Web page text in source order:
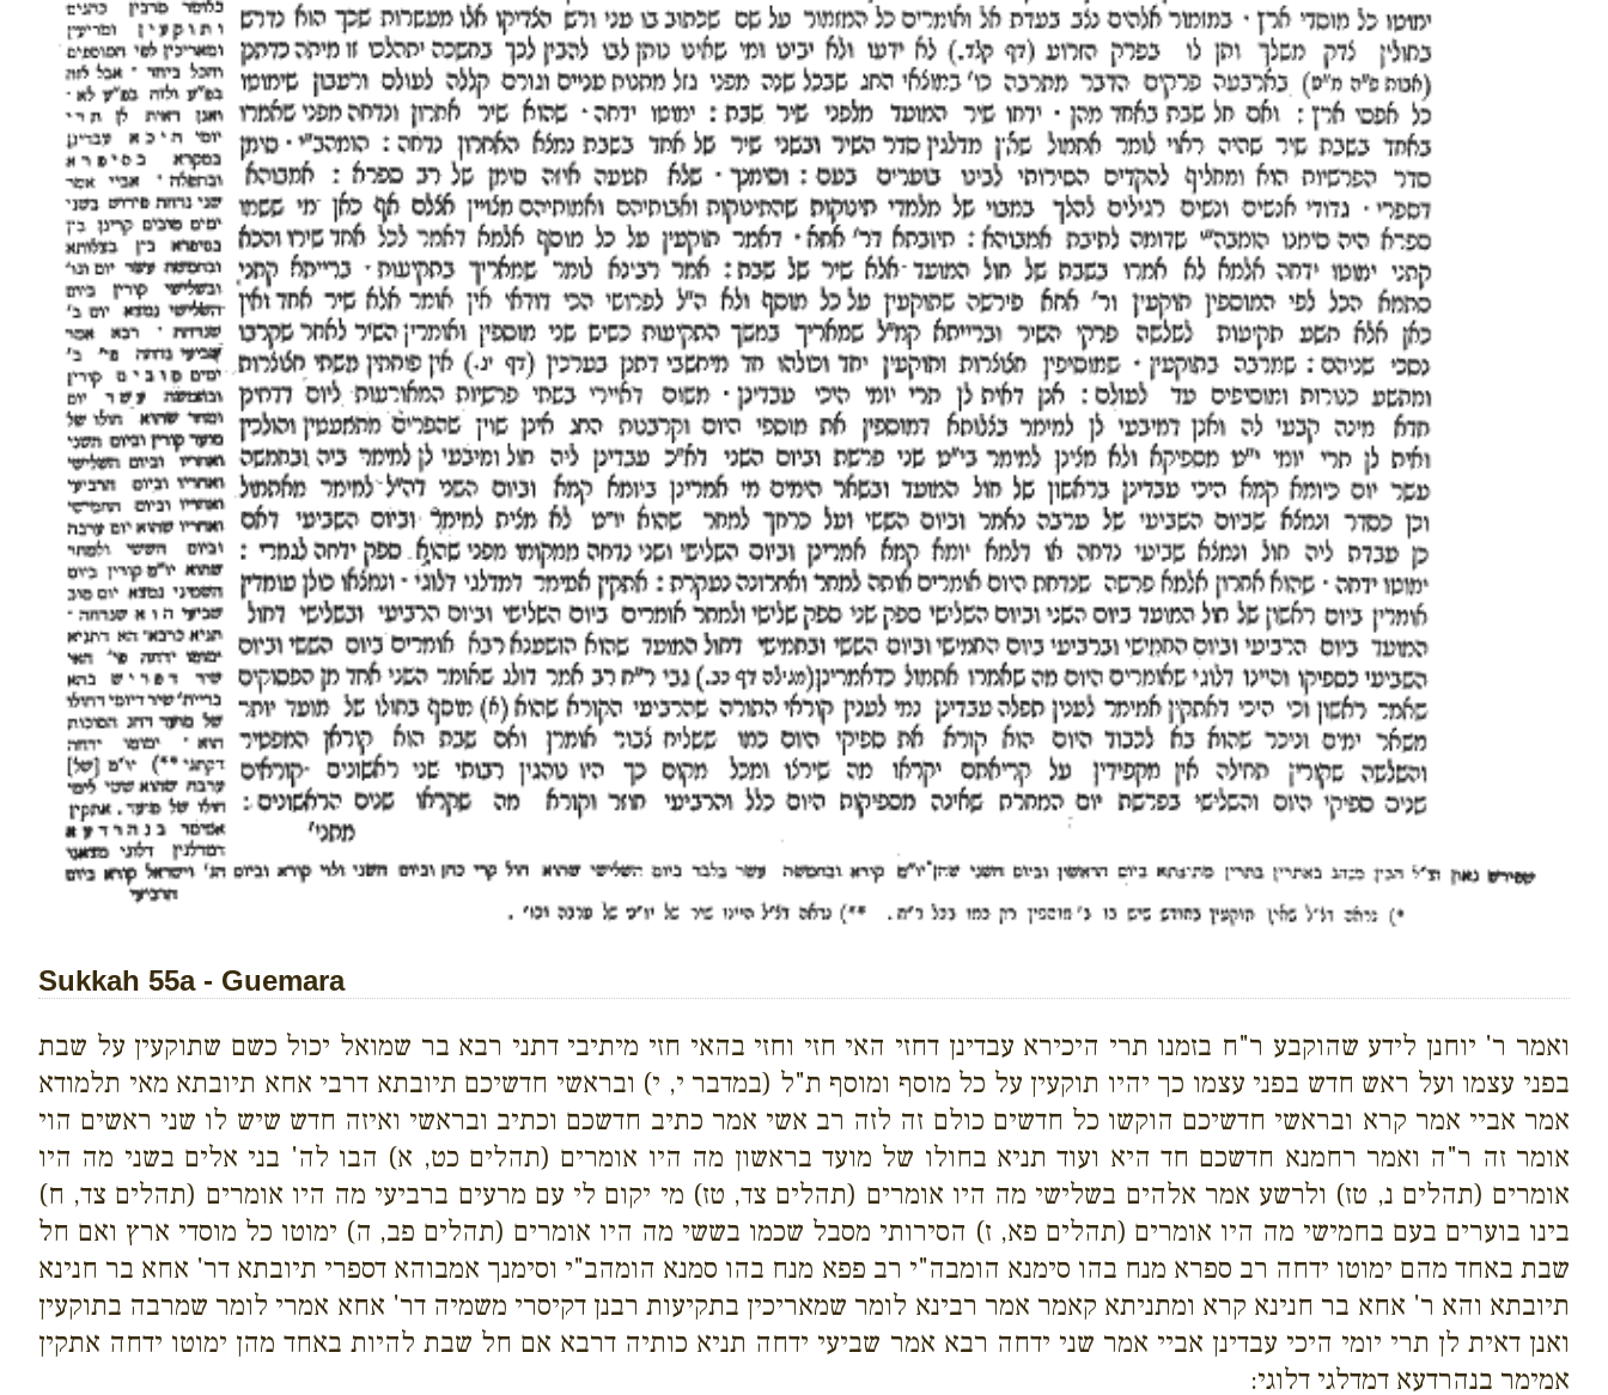
Sukkah 55a - Guemara
ואמר ר' יוחנן לידע שהוקבע ר"ח בזמנו תרי היכירא עבדינן דחזי האי חזי וחזי בהאי חזי מיתיבי דתני רבא בר שמואל יכול כשם שתוקעין על שבת
בפני עצמו ועל ראש חדש בפני עצמו כך יהיו תוקעין על כל מוסף ומוסף ת"ל (במדבר י, י) ובראשי חדשיכם תיובתא דרבי אחא תיובתא מאי תלמודא
אמר אביי אמר קרא ובראשי חדשיכם הוקשו כל חדשים כולם זה לזה רב אשי אמר כתיב חדשכם וכתיב ובראשי ואיזה חדש שיש לו שני ראשים הוי
אומר זה ר"ה ואמר רחמנא חדשכם חד היא ועוד תניא בחולו של מועד בראשון מה היו אומרים (תהלים כט, א) הבו לה' בני אלים בשני מה היו
אומרים (תהלים נ, טז) ולרשע אמר אלהים בשלישי מה היו אומרים (תהלים צד, טז) מי יקום לי עם מרעים ברביעי מה היו אומרים (תהלים צד, ח)
בינו בוערים בעם בחמישי מה היו אומרים (תהלים פא, ז) הסירותי מסבל שכמו בששי מה היו אומרים (תהלים פב, ה) ימוטו כל מוסדי ארץ ואם חל
שבת באחד מהם ימוטו ידחה רב ספרא מנח בהו סימנא הומבה"י רב פפא מנח בהו סמנא הומהב"י וסימנך אמבוהא דספרי תיובתא דר' אחא בר חנינא
תיובתא והא ר' אחא בר חנינא קרא ומתניתא קאמר אמר רבינא לומר שמאריכין בתקיעות רבנן דקיסרי משמיה דר' אחא אמרי לומר שמרבה בתוקעין
ואנן דאית לן תרי יומי היכי עבדינן אביי אמר שני ידחה רבא אמר שביעי ידחה תניא כותיה דרבא אם חל שבת להיות באחד מהן ימוטו ידחה אתקין
אמימר בנהרדעא דמדלגי דלוגי: